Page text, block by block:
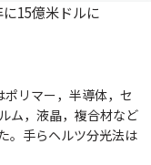
リマー，半導体，セ
ム，液晶，複合材など
。手らヘルツ分光法は